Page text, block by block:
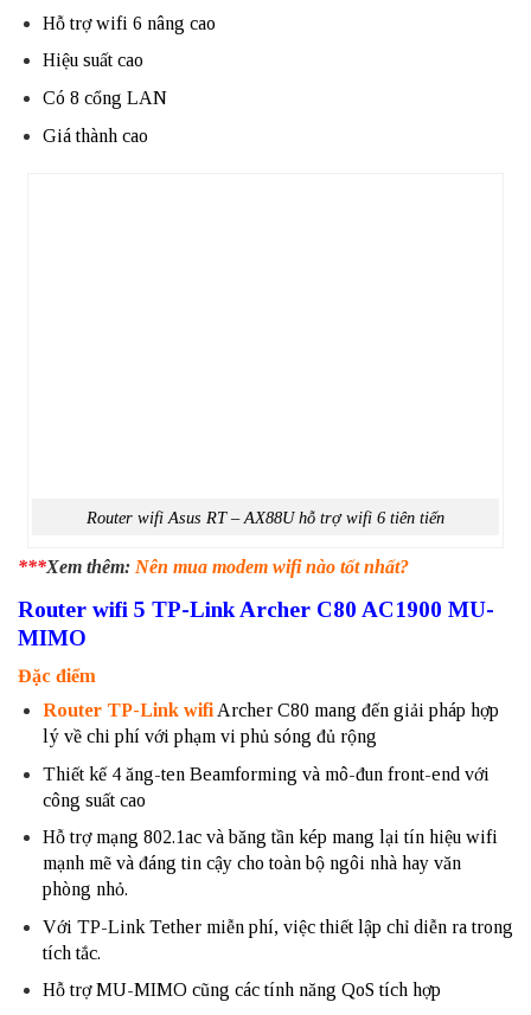
Hỗ trợ wifi 6 nâng cao
Hiệu suất cao
Có 8 cổng LAN
Giá thành cao
Router wifi Asus RT – AX88U hỗ trợ wifi 6 tiên tiến
***Xem thêm: Nên mua modem wifi nào tốt nhất?
Router wifi 5 TP-Link Archer C80 AC1900 MU-
MIMO
Đặc điểm
Router TP-Link wifiArcher C80 mang đến giải pháp hợp
lý về chi phí với phạm vi phủ sóng đủ rộng
Thiết kế 4 ăng-ten Beamforming và mô-đun front-end với
công suất cao
Hỗ trợ mạng 802.1ac và băng tần kép mang lại tín hiệu wifi
mạnh mẽ và đáng tin cậy cho toàn bộ ngôi nhà hay văn
phòng nhỏ.
Với TP-Link Tether miễn phí, việc thiết lập chỉ diễn ra trong
tích tắc.
Hỗ trợ MU-MIMO cũng các tính năng QoS tích hợp